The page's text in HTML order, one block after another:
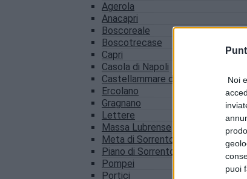
Noi
puoi
Agerola
Anacapri
Boscoreale
Boscotrecase
Capri
Casola di Napoli
Castellammare di Stabia
Ercolano
Gragnano
Lettere
Massa Lubrense
Meta di Sorrento
Piano di Sorrento
Pompei
Portici